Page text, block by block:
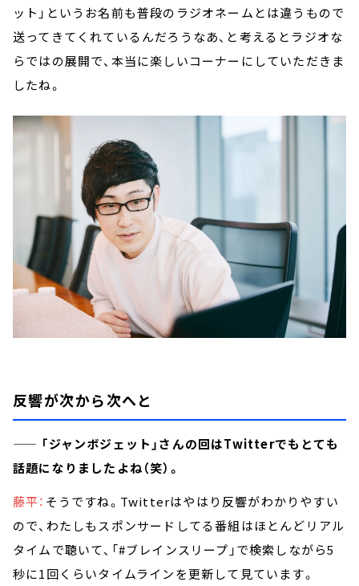
ット」というお名前も普段のラジオネームとは違うもので
送ってきてくれているんだろうなあ、と考えるとラジオな
らではの展開で、本当に楽しいコーナーにしていただきま
したね。
反響が次から次へと
—— 「ジャンボジェット」さんの回はTwitterでもとても
話題になりましたよね（笑）。
藤平： そうですね。Twitterはやはり反響がわかりやすい
ので、わたしもスポンサードしてる番組はほとんどリアル
タイムで聴いて、「#ブレインスリープ」で検索しながら5
秒に1回くらいタイムラインを更新して見ています。